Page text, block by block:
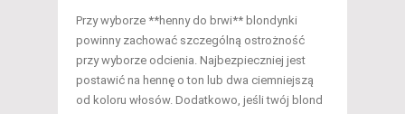
Przy wyborze **henny do brwi** blondynki
powinny zachować szczególną ostrożność
przy wyborze odcienia. Najbezpieczniej jest
postawić na hennę o ton lub dwa ciemniejszą
od koloru włosów. Dodatkowo, jeśli twój blond